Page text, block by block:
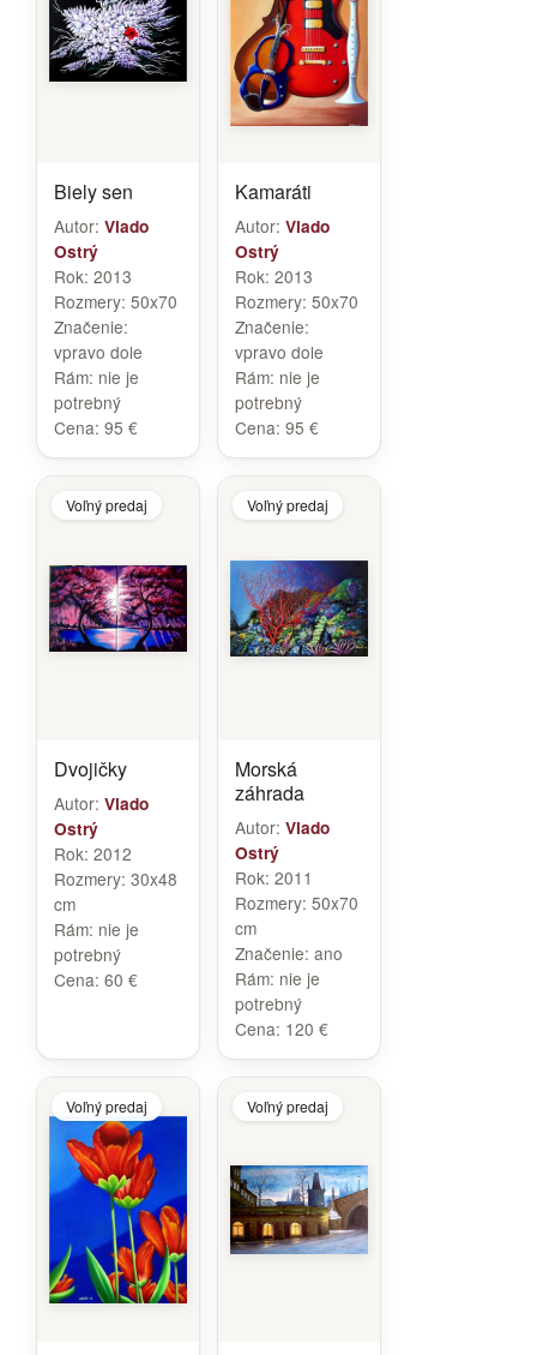
Biely sen
Autor: Vlado
Ostrý
Rok: 2013
Rozmery: 50x70
Značenie:
vpravo dole
Rám: nie je
potrebný
Cena: 95 €
Kamaráti
Autor: Vlado
Ostrý
Rok: 2013
Rozmery: 50x70
Značenie:
vpravo dole
Rám: nie je
potrebný
Cena: 95 €
Voľný predaj
Dvojičky
Autor: Vlado
Ostrý
Rok: 2012
Rozmery: 30x48
cm
Rám: nie je
potrebný
Cena: 60 €
Voľný predaj
Morská
záhrada
Autor: Vlado
Ostrý
Rok: 2011
Rozmery: 50x70
cm
Značenie: ano
Rám: nie je
potrebný
Cena: 120 €
Voľný predaj Voľný predaj